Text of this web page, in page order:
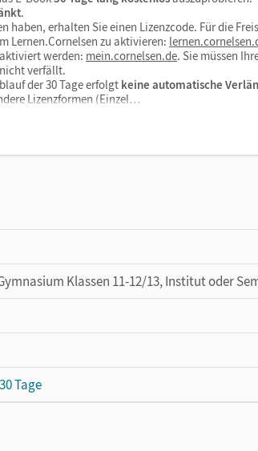
.
haben, erhalten Sie einen Lizenzcode. Für die
Lernen.Cornelsen zu aktivieren:
werden: mein.cornelsen.de. Sie müssen
verfällt.
der 30 Tage erfolgt keine automatische
Lizenzformen (Einzel…
Klassen 11-12/13, Institut oder
Tage